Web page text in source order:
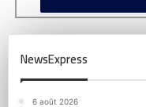
NewsExpress
6 août 2026